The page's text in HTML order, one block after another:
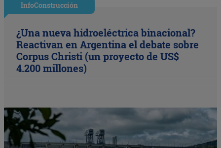
InfoConstrucción
¿Una nueva hidroeléctrica binacional?
Reactivan en Argentina el debate sobre
Corpus Christi (un proyecto de US$
4.200 millones)